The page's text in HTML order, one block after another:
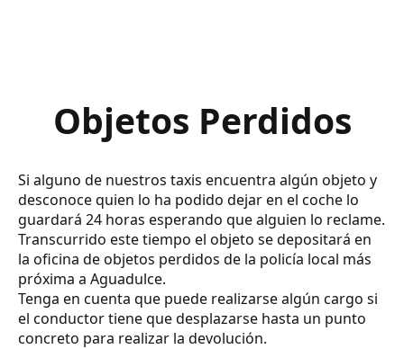
Objetos Perdidos
Si alguno de nuestros taxis encuentra algún objeto y
desconoce quien lo ha podido dejar en el coche lo
guardará 24 horas esperando que alguien lo reclame.
Transcurrido este tiempo el objeto se depositará en
la oficina de objetos perdidos de la policía local más
próxima a Aguadulce.
Tenga en cuenta que puede realizarse algún cargo si
el conductor tiene que desplazarse hasta un punto
concreto para realizar la devolución.